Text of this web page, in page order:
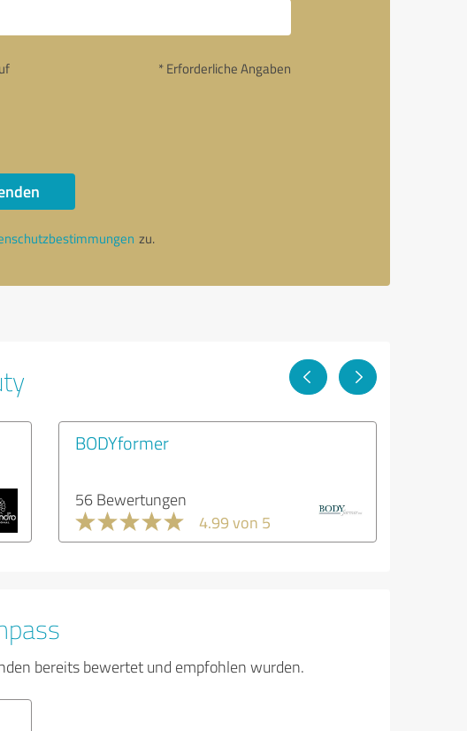
* Erforderliche Angaben
zu.
BODYformer
56 Bewertungen
4.99 von 5
bereits bewertet und empfohlen wurden.